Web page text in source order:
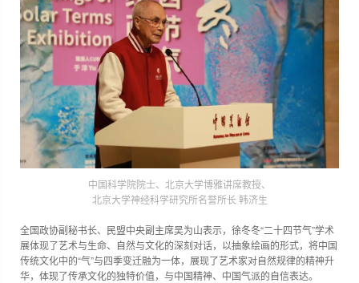
中国科学院院士、北京大学博雅讲席教授、
北京大学神经科学研究所名誉所长 韩济生
全国政协副秘书长、民盟中央副主席吴为山表示，徐冬冬“二十四节气”学术
展体现了艺术与生命、自然与文化的深刻对话，以抽象绘画的形式，将中国
传统文化中的“气”与四季变迁融为一体，展现了艺术家对自然规律的精神升
华，体现了传承文化的独特价值，与中国精神、中国气派的自信表达。